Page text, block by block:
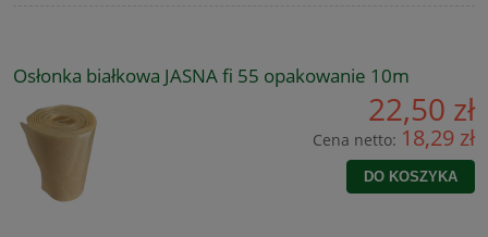
Osłonka białkowa JASNA fi 55 opakowanie 10m
22,50 zł
Cena netto: 18,29 zł
DO KOSZYKA